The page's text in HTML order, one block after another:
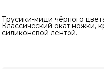
Трусики-миди чёрного
Классический окат ножки,
силиконовой лентой.